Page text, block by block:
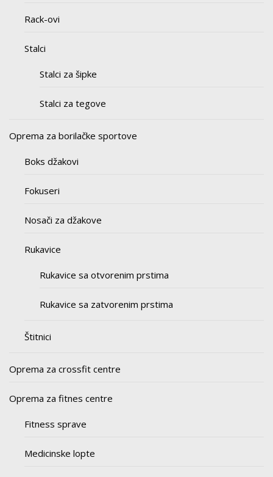
Rack-ovi
Stalci
Stalci za šipke
Stalci za tegove
Oprema za borilačke sportove
Boks džakovi
Fokuseri
Nosači za džakove
Rukavice
Rukavice sa otvorenim prstima
Rukavice sa zatvorenim prstima
Štitnici
Oprema za crossfit centre
Oprema za fitnes centre
Fitness sprave
Medicinske lopte